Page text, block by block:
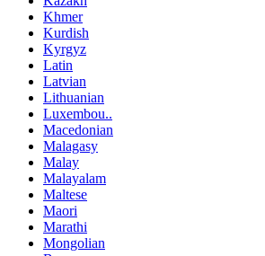
Khmer
Kurdish
Kyrgyz
Latin
Latvian
Lithuanian
Luxembou..
Macedonian
Malagasy
Malay
Malayalam
Maltese
Maori
Marathi
Mongolian